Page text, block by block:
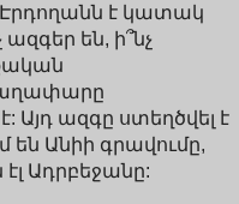
Էրդողանն է կատակ
ազգեր են, ի՞նչ
ազգը ստեղծվել է
են Անիի գրավումը,
էլ Ադրբեջանը: